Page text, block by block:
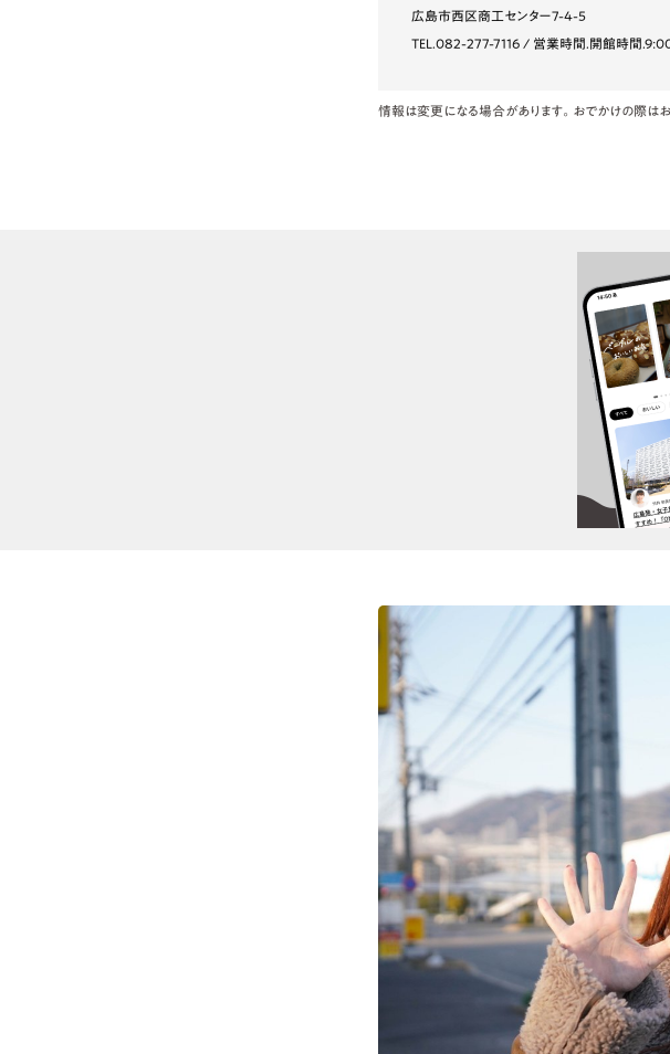
広島市西区商工センター7-4-5
TEL.082-277-7116 営業時間.開館時間
情報は変更になる場合があります。おでかけの際は